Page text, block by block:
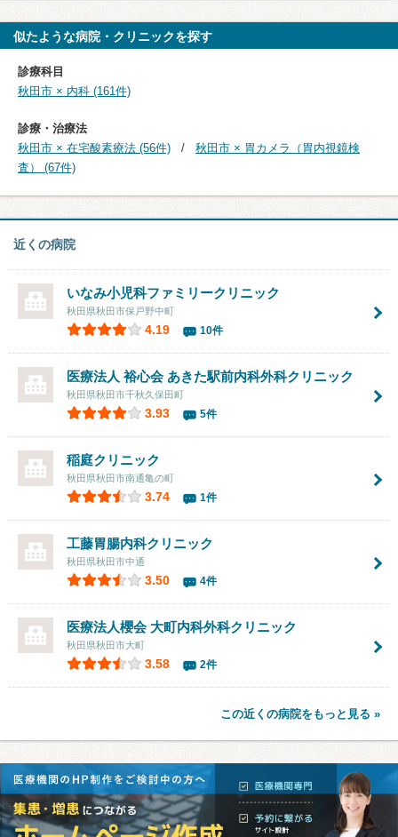
似たような病院・クリニックを探す
診療科目
秋田市 × 内科 (161件)
診療・治療法
秋田市 × 在宅酸素療法 (56件)
秋田市 × 胃カメラ（胃内視鏡検
査） (67件)
近くの病院
いなみ小児科ファミリークリニック
秋田県秋田市保戸野中町
4.19 10件
医療法人 裕心会 あきた駅前内科外科クリニック
秋田県秋田市千秋久保田町
3.93 5件
稲庭クリニック
秋田県秋田市南通亀の町
3.74 1件
工藤胃腸内科クリニック
秋田県秋田市中通
3.50 4件
医療法人櫻会 大町内科外科クリニック
秋田県秋田市大町
3.58 2件
この近くの病院をもっと見る »